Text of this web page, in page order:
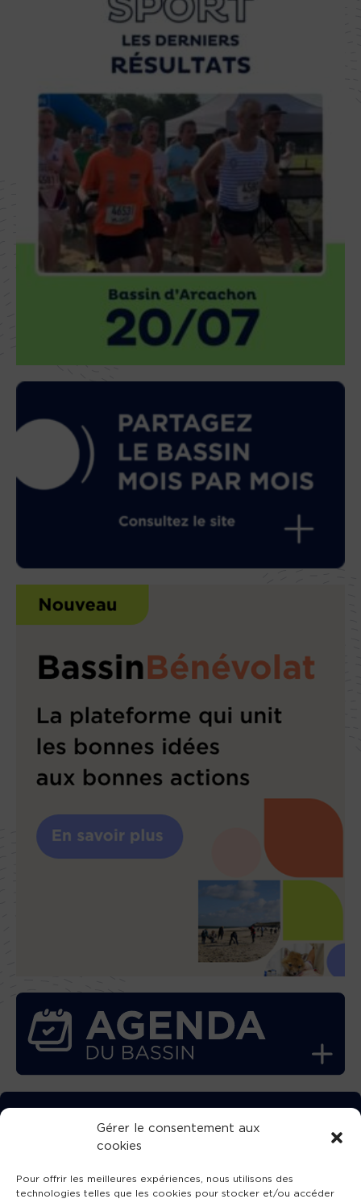
Gérer le consentement aux
cookies
Pour offrir les meilleures expériences, nous utilisons des
technologies telles que les cookies pour stocker et/ou accéder
TÉLÉCHARGEZ GRATUITEMENT
L’APPLICATION TVBA !